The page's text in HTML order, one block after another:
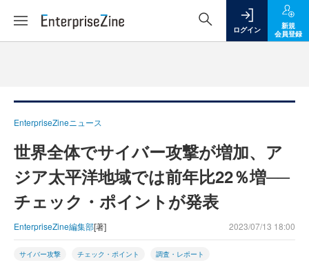
ログイン
新規
会員登録
EnterpriseZineニュース
世界全体でサイバー攻撃が増加、ア
ジア太平洋地域では前年比22％増──
チェック・ポイントが発表
EnterpriseZine編集部[著] 2023/07/13 18:00
サイバー攻撃 チェック・ポイント 調査・レポート